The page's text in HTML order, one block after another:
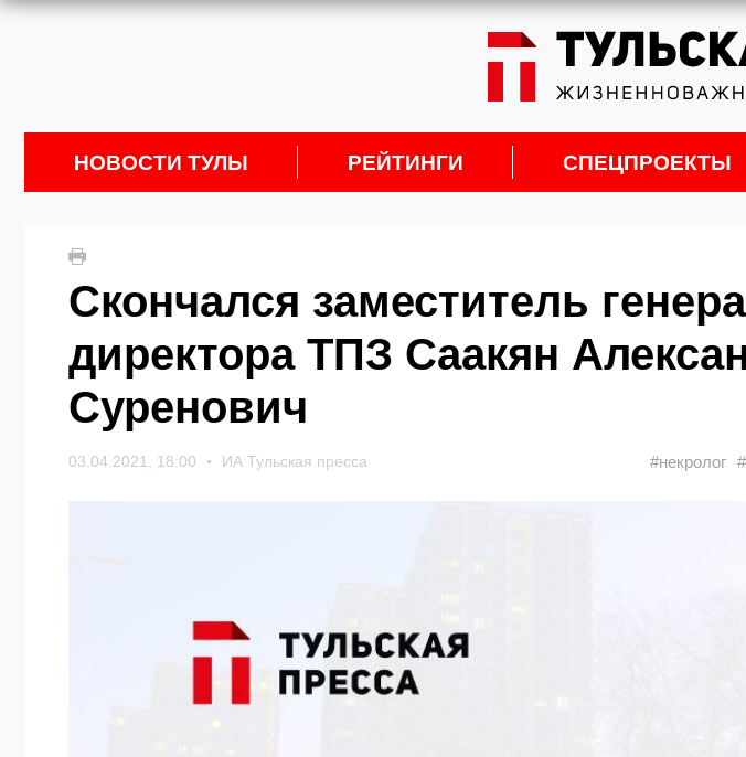
НОВОСТИ ТУЛЫ РЕЙТИНГИ СПЕЦПРОЕКТЫ
Скончался заместитель
директора ТПЗ Саакян
Суренович
03.04.2021, 18:00 ИА Тульская пресса #некролог